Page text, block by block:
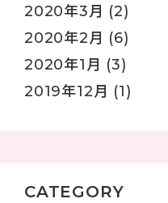
2020年3月 (2)
2020年2月 (6)
2020年1月 (3)
2019年12月 (1)
CATEGORY